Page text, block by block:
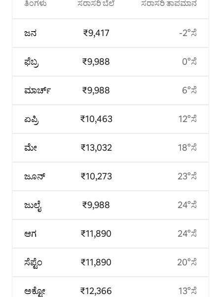
ತಿಂಗಳು
ಜನ
ಫೆಬ್ರ
ಮಾರ್ಚ್
ಏಪ್ರಿ
ಮೇ
ಜೂನ್
ಜುಲೈ
ಆಗ
ಸೆಪ್ಟೆಂ
ಅಕ್ಟೋ
ಸರಾಸರಿ ಬೆಲೆ
₹9,417
₹9,988
₹9,988
₹10,463
₹13,032
₹10,273
₹9,988
₹11,890
₹11,890
₹12,366
ಸರಾಸರಿ ತಾಪಮಾನ
-2°ಸೆ
0°ಸೆ
6°ಸೆ
12°ಸೆ
18°ಸೆ
23°ಸೆ
24°ಸೆ
24°ಸೆ
20°ಸೆ
13°ಸೆ